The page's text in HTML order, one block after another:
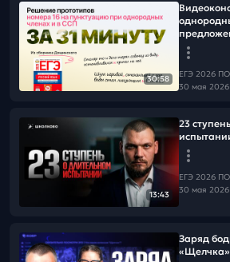
30:58
30 мая 2026
13:43
23
30 мая 2026
Заряд
«Щелчка»